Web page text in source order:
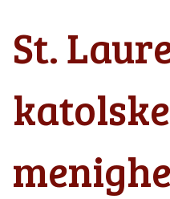
innholdet
St.
katolske